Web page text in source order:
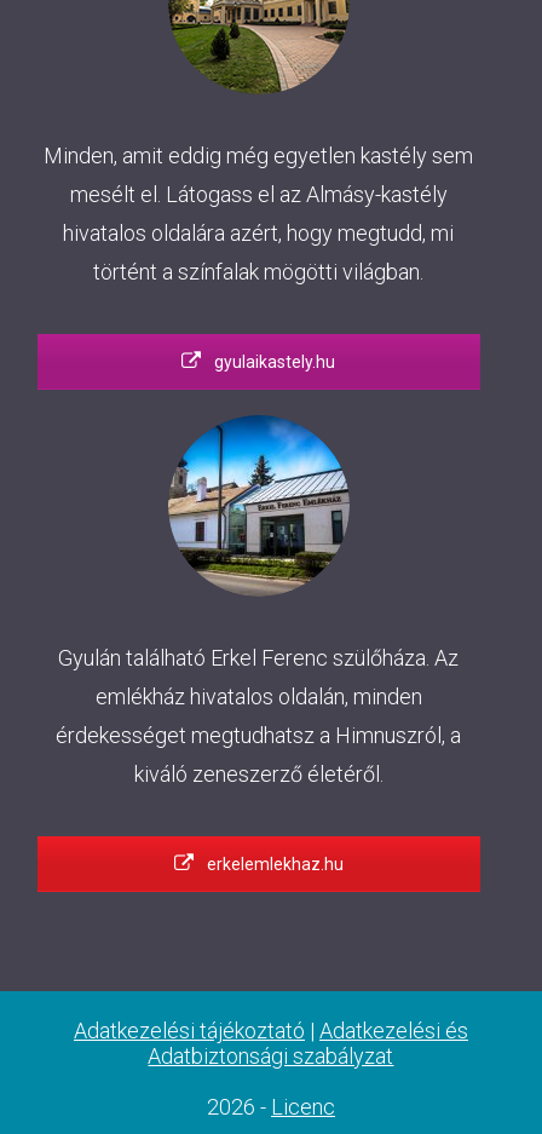
Minden, amit eddig még egyetlen kastély sem
mesélt el. Látogass el az Almásy-kastély
hivatalos oldalára azért, hogy megtudd, mi
történt a színfalak mögötti világban.
gyulaikastely.hu
Gyulán található Erkel Ferenc szülőháza. Az
emlékház hivatalos oldalán, minden
érdekességet megtudhatsz a Himnuszról, a
kiváló zeneszerző életéről.
erkelemlekhaz.hu
Adatkezelési tájékoztató | Adatkezelési és
Adatbiztonsági szabályzat
2026 - Licenc